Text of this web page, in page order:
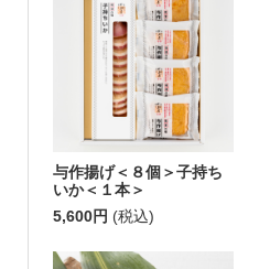
与作揚げ＜８個＞子持ち
いか＜１本＞
5,600円 (税込)